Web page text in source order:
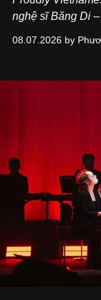
nghệ sĩ Băng Di
Kitchen Bar và
08.07.2026 by